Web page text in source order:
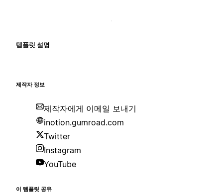
템플릿 설명
제작자 정보
제작자에게 이메일 보내기
inotion.gumroad.com
Twitter
Instagram
YouTube
이 템플릿 공유